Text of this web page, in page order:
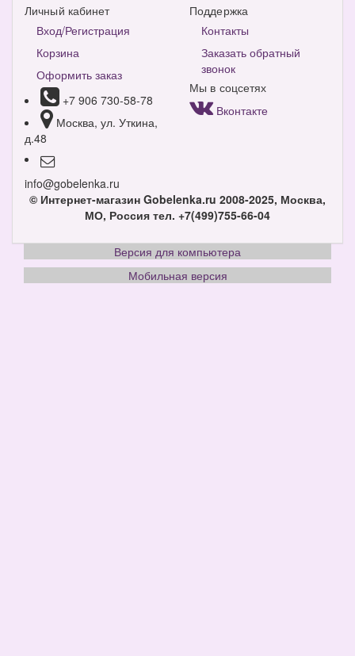
Личный кабинет
Вход/Регистрация
Корзина
Оформить заказ
+7 906 730-58-78
Москва, ул. Уткина,
д.48
info@gobelenka.ru
Поддержка
Контакты
Заказать обратный
звонок
Мы в соцсетях
Вконтакте
© Интернет-магазин Gobelenka.ru 2008-2025, Москва,
МО, Россия тел. +7(499)755-66-04
Версия для компьютера
Мобильная версия